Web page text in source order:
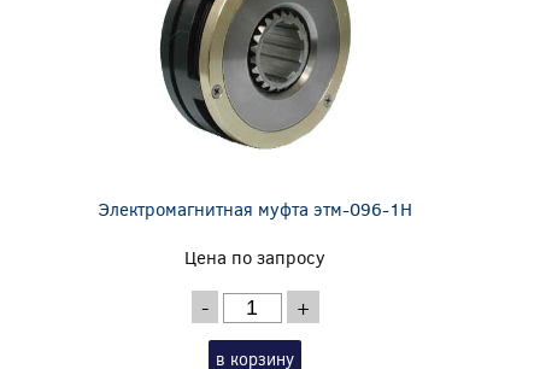
Электромагнитная муфта этм-096-1Н
Цена по запросу
- +
в корзину